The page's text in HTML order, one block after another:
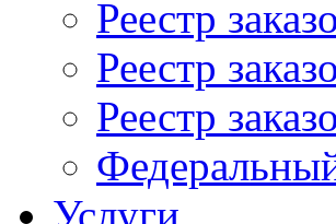
Реестр
Реестр
Реестр